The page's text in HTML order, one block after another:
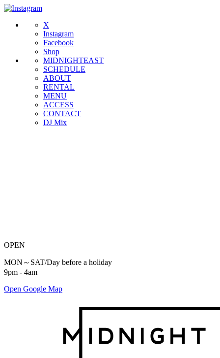
X
Instagram
Facebook
Shop
MIDNIGHTEAST
SCHEDULE
ABOUT
RENTAL
MENU
ACCESS
CONTACT
DJ Mix
OPEN
MON～SAT/Day before a holiday
9pm - 4am
Open Google Map